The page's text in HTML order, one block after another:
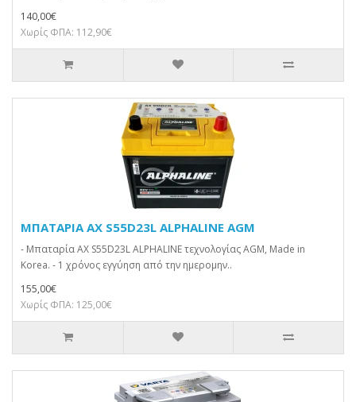
140,00€
Χωρίς ΦΠΑ: 112,90€
ΜΠΑΤΑΡΙΑ AX S55D23L ALPHALINE AGM
- Μπαταρία AX S55D23L ALPHALINE τεχνολογίας AGM, Made in
Korea. - 1 χρόνος εγγύηση από την ημερομην..
155,00€
Χωρίς ΦΠΑ: 125,00€